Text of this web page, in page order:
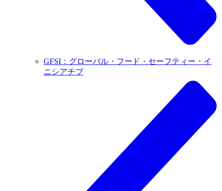
GFSI：グローバル・フード・セーフティー・イ
ニシアチブ